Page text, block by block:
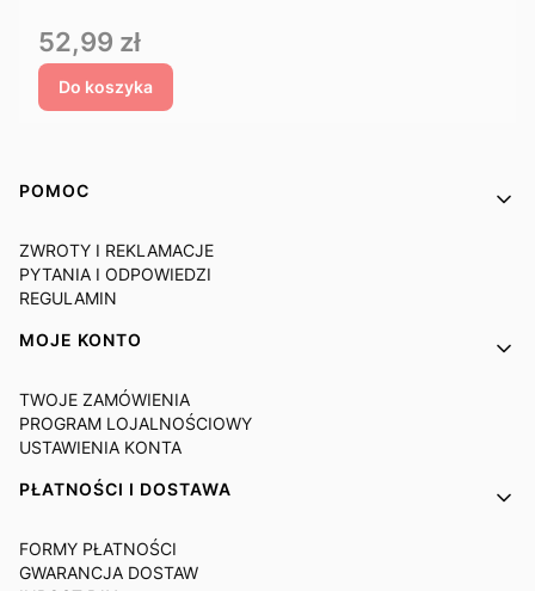
Cena
52,99 zł
Do koszyka
Linki w stopce
POMOC
ZWROTY I REKLAMACJE
PYTANIA I ODPOWIEDZI
REGULAMIN
MOJE KONTO
TWOJE ZAMÓWIENIA
PROGRAM LOJALNOŚCIOWY
USTAWIENIA KONTA
PŁATNOŚCI I DOSTAWA
FORMY PŁATNOŚCI
GWARANCJA DOSTAW